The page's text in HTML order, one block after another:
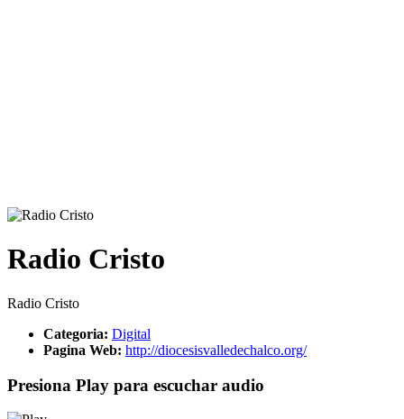
Radio Cristo
Radio Cristo
Categoria: Digital
Pagina Web: http://diocesisvalledechalco.org/
Presiona Play para escuchar audio